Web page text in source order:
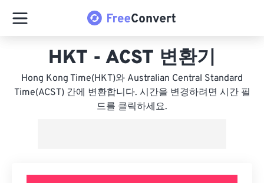
HKT - ACST 변환기
Hong Kong Time(HKT)와 Australian Central Standard
Time(ACST) 간에 변환합니다. 시간을 변경하려면 시간 필
드를 클릭하세요.